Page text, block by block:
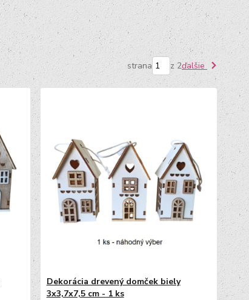
strana z 2ďalšie
Dekorácia drevený domček biely
3x3,7x7,5 cm - 1 ks